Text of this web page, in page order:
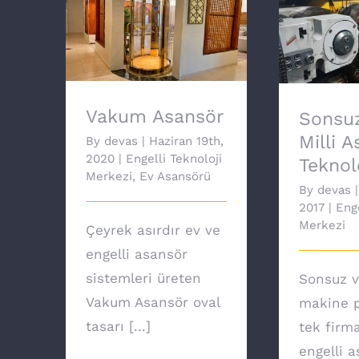
Vakum Asansör
Vakum Asansör
By devas | Haziran 19th,
2020 | Engelli Teknoloji
Merkezi, Ev Asansörü
Çeyrek asırdır ev ve
engelli asansör
sistemleri üreten
Vakum Asansör oval
tasarı [...]
Milli
By devas |
2017 |
Merkezi
Sonsuz
makine
tek
engelli